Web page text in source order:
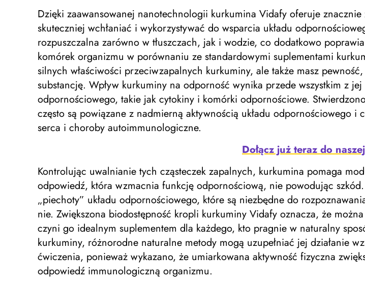
Dzięki zaawansowanej nanotechnologii kurkumina Vidafy oferuje
skuteczniej wchłaniać i wykorzystywać do wsparcia układu
rozpuszczalna zarówno w tłuszczach, jak i wodzie, co dodatkowo
komórek organizmu w porównaniu ze standardowymi suplementami
silnych właściwości przeciwzapalnych kurkuminy, ale także masz
substancję. Wpływ kurkuminy na odporność wynika przede wszystkim z
odpornościowego, takie jak cytokiny i komórki odpornościowe.
często są powiązane z nadmierną aktywnością układu odpornościowego
serca i choroby autoimmunologiczne.
Dołącz już teraz do
Kontrolując uwalnianie tych cząsteczek zapalnych, kurkumina pomaga
odpowiedź, która wzmacnia funkcję odpornościową, nie powodując
„piechoty” układu odpornościowego, które są niezbędne do
nie. Zwiększona biodostępność kropli kurkuminy Vidafy oznacza, że
czyni go idealnym suplementem dla każdego, kto pragnie w naturalny
kurkuminy, różnorodne naturalne metody mogą uzupełniać jej działanie
ćwiczenia, ponieważ wykazano, że umiarkowana aktywność fizyczna
odpowiedź immunologiczną organizmu.